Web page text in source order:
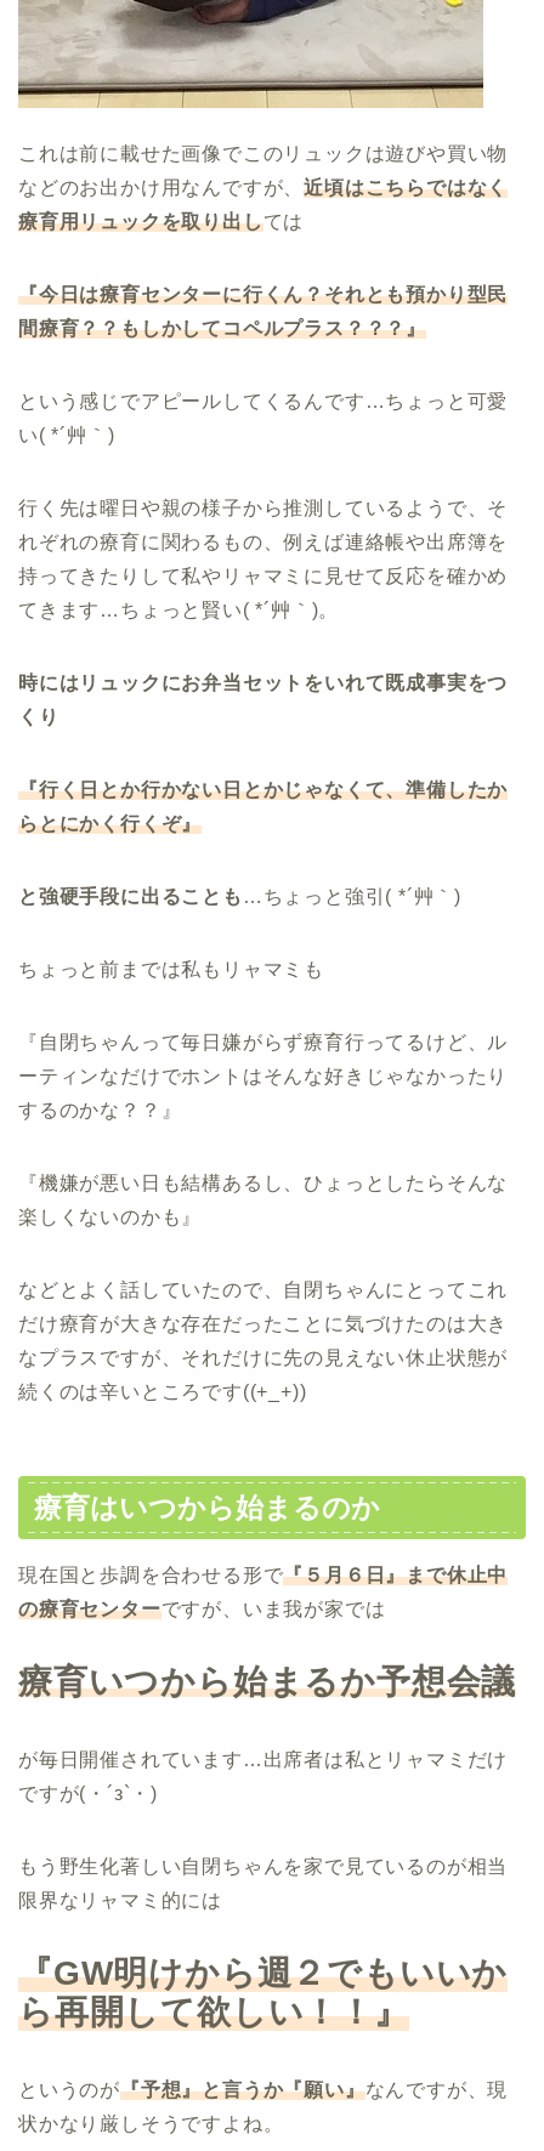
これは前に載せた画像でこのリュックは遊びや買い物
などのお出かけ用なんですが、近頃はこちらではなく
療育用リュックを取り出しては
『今日は療育センターに行くん？それとも預かり型民
間療育？？もしかしてコペルプラス？？？』
という感じでアピールしてくるんです…ちょっと可愛
い( *´艸｀)
行く先は曜日や親の様子から推測しているようで、そ
れぞれの療育に関わるもの、例えば連絡帳や出席簿を
持ってきたりして私やリャマミに見せて反応を確かめ
てきます…ちょっと賢い( *´艸｀)。
時にはリュックにお弁当セットをいれて既成事実をつ
くり
『行く日とか行かない日とかじゃなくて、準備したか
らとにかく行くぞ』
と強硬手段に出ることも …ちょっと強引( *´艸｀)
ちょっと前までは私もリャマミも
『自閉ちゃんって毎日嫌がらず療育行ってるけど、ル
ーティンなだけでホントはそんな好きじゃなかったり
するのかな？？』
『機嫌が悪い日も結構あるし、ひょっとしたらそんな
楽しくないのかも』
などとよく話していたので、自閉ちゃんにとってこれ
だけ療育が大きな存在だったことに気づけたのは大き
なプラスですが、それだけに先の見えない休止状態が
続くのは辛いところです((+_+))
療育はいつから始まるのか
現在国と歩調を合わせる形で『５月６日』まで休止中
の療育センターですが、いま我が家では
療育いつから始まるか予想会議
が毎日開催されています…出席者は私とリャマミだけ
ですが(・´з`・)
もう野生化著しい自閉ちゃんを家で見ているのが相当
限界なリャマミ的には
『GW明けから週２でもいいか
ら再開して欲しい！！』
というのが『予想』と言うか『願い』なんですが、現
状かなり厳しそうですよね。